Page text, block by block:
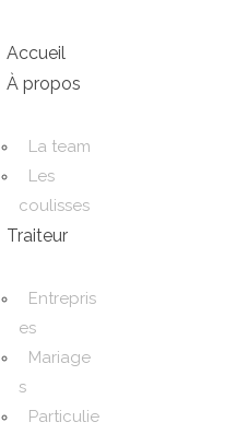
Accueil
À propos
La team
Les
coulisses
Traiteur
Entrepris
es
Mariage
s
Particulie